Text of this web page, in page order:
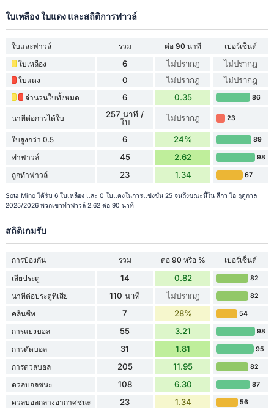
ใบเหลือง ใบแดง และสถิติการฟาวล์
ใบและฟาวล์ รวม ต่อ 90 นาที
เปอร์เซ็นต์
ใบเหลือง
6 ไม่ปรากฎ ไม่ปรากฎ
ใบแดง 0 ไม่ปรากฎ ไม่ปรากฎ
จำนวนใบทั้งหมด 6 0.35 86
นาทีต่อการได้ใบ
257 นาที /
ใบ
ไม่ปรากฎ 23
ใบสูงกว่า 0.5 6 24% 89
ทำฟาวล์ 45 2.62 98
ถูกทำฟาวล์ 23 1.34 67
Sota Mino ได้รับ 6 ใบเหลือง และ 0 ใบแดงในการแข่งขัน 25 จนถึงขณะนี้ใน ลีกา ไอ ฤดูกาล
2025/2026 พวกเขาทำฟาวล์ 2.62 ต่อ 90 นาที
สถิติเกมรับ
การป้องกัน รวม ต่อ 90 หรือ %
เปอร์เซ็นต์
เสียประตู
14 0.82 82
นาทีต่อประตูที่เสีย 110 นาที ไม่ปรากฎ 82
คลีนชีท 7 28% 54
การแย่งบอล 55 3.21 98
การตัดบอล 31 1.81 95
การดวลบอล 205 11.95 82
ดวลบอลชนะ 108 6.30 87
ดวลบอลกลางอากาศชนะ 23 1.34 56